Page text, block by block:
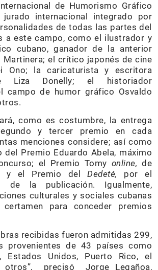
de Humorismo Gráfico
internacional integrado por
de todas las partes del
a este campo, como el ilustrador y
cubano, ganador de la anterior
Martinera; el crítico japonés de cine
Ono; la caricaturista y escritora
Liza Donelly; el historiador
campo de humor gráfico Osvaldo
como es costumbre, la entrega
y tercer premio en cada
menciones considere; así como
del Premio Eduardo Abela, máximo
el Premio Tomy online, de
y el Premio delDedeté, por el
de la publicación. Igualmente,
culturales y sociales cubanas
para conceder premios
recibidas fueron admitidas 299,
provenientes de 43 países como
Estados Unidos, Puerto Rico, el
otros”, precisó Jorge Legañoa,